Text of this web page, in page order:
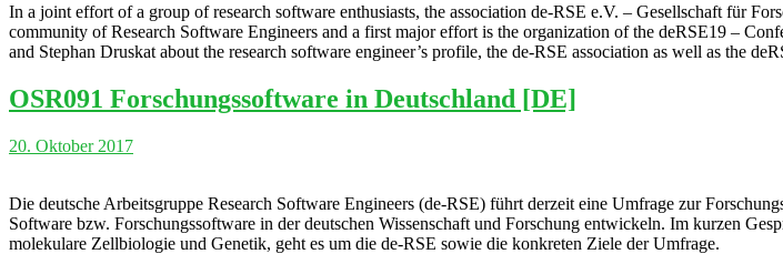
In a joint effort of a group of research software enthusiasts, the association de-RSE e.V. – Gesellschaft für
community of Research Software Engineers and a first major effort is the organization of the deRSE19 –
and Stephan Druskat about the research software engineer’s profile, the de-RSE association as well as the
OSR091 Forschungssoftware in Deutschland [DE]
20. Oktober 2017
Die deutsche Arbeitsgruppe Research Software Engineers (de-RSE) führt derzeit eine Umfrage zur
Software bzw. Forschungssoftware in der deutschen Wissenschaft und Forschung entwickeln. Im kurzen
molekulare Zellbiologie und Genetik, geht es um die de-RSE sowie die konkreten Ziele der Umfrage.